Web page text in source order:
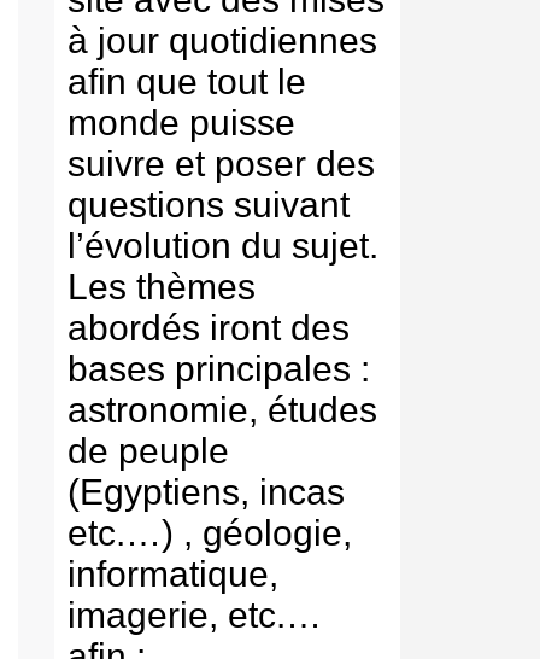
à jour quotidiennes
afin que tout le
monde puisse
suivre et poser des
questions suivant
l’évolution du sujet.
Les thèmes
abordés iront des
bases principales :
astronomie, études
de peuple
(Egyptiens, incas
etc.…) , géologie,
informatique,
imagerie, etc.…